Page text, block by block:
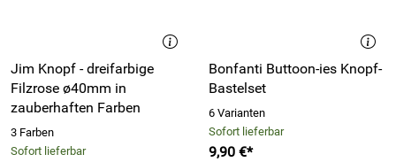
Jim Knopf - dreifarbige
Filzrose ø40mm in
zauberhaften Farben
3 Farben
Sofort lieferbar
Bonfanti Buttoon-ies Knopf-
Bastelset
6 Varianten
Sofort lieferbar
9,90 €*